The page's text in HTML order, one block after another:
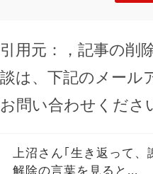
引用元：
，記事の削
談は、下記のメール
お問い合わせくださ
上沼さん｢生き返って
解除の言葉を見ると...